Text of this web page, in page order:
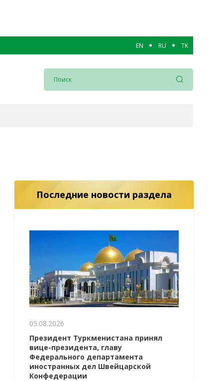
EN RU TK
Последние новости раздела
05.08.2026
Президент Туркменистана принял
вице-президента, главу
Федерального департамента
иностранных дел Швейцарской
Конфедерации